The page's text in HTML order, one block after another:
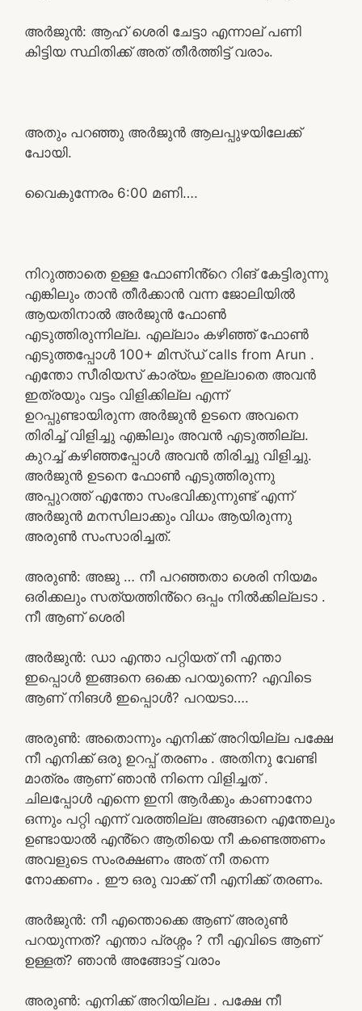
അർജുൻ: ആഹ് ശെരി ചേട്ടാ എന്നാല് പണി
കിട്ടിയ സ്ഥിതിക്ക് അത് തീർത്തിട്ട് വരാം.
അതും പറഞ്ഞു അർജുൻ ആലപ്പുഴയിലേക്ക്
പോയി.
വൈകുന്നേരം 6:00 മണി….
നിറുത്താതെ ഉള്ള ഫോണിൻ്റെ റിങ് കേട്ടിരുന്നു
എങ്കിലും താൻ തീർക്കാൻ വന്ന ജോലിയിൽ
ആയതിനാൽ അർജുൻ ഫോൺ
എടുത്തിരുന്നില്ല. എല്ലാം കഴിഞ്ഞ് ഫോൺ
എടുത്തപ്പോൾ 100+ മിസ്ഡ് calls from Arun .
എന്തോ സീരിയസ് കാര്യം ഇല്ലാതെ അവൻ
ഇത്രയും വട്ടം വിളിക്കില്ല എന്ന്
ഉറപ്പുണ്ടായിരുന്ന അർജുൻ ഉടനെ അവനെ
തിരിച്ച് വിളിച്ചു എങ്കിലും അവൻ എടുത്തില്ല.
കുറച്ച് കഴിഞ്ഞപ്പോൾ അവൻ തിരിച്ചു വിളിച്ചു.
അർജുൻ ഉടനെ ഫോൺ എടുത്തിരുന്നു
അപ്പുറത്ത് എന്തോ സംഭവിക്കുന്നുണ്ട് എന്ന്
അർജുൻ മനസിലാക്കും വിധം ആയിരുന്നു
അരുൺ സംസാരിച്ചത്.
അരുൺ: അജു … നീ പറഞ്ഞതാ ശെരി നിയമം
ഒരിക്കലും സത്യത്തിൻ്റെ ഒപ്പം നിൽക്കില്ലടാ .
നീ ആണ് ശെരി
അർജുൻ: ഡാ എന്താ പറ്റിയത് നീ എന്താ
ഇപ്പൊൾ ഇങ്ങനെ ഒക്കെ പറയുന്നെ? എവിടെ
ആണ് നിങൾ ഇപ്പൊൾ? പറയടാ….
അരുൺ: അതൊന്നും എനിക്ക് അറിയില്ല പക്ഷേ
നീ എനിക്ക് ഒരു ഉറപ്പ് തരണം . അതിനു വേണ്ടി
മാത്രം ആണ് ഞാൻ നിന്നെ വിളിച്ചത് .
ചിലപ്പോൾ എന്നെ ഇനി ആർക്കും കാണാനോ
ഒന്നും പറ്റി എന്ന് വരത്തില്ല അങ്ങനെ എന്തേലും
ഉണ്ടായാൽ എൻ്റെ ആതിയെ നീ കണ്ടെത്തണം
അവളുടെ സംരക്ഷണം അത് നീ തന്നെ
നോക്കണം . ഈ ഒരു വാക്ക് നീ എനിക്ക് തരണം.
അർജുൻ: നീ എന്തൊക്കെ ആണ് അരുൺ
പറയുന്നത്? എന്താ പ്രശ്നം ? നീ എവിടെ ആണ്
ഉള്ളത്? ഞാൻ അങ്ങോട്ട് വരാം
അരുൺ: എനിക്ക് അറിയില്ല . പക്ഷേ നീ